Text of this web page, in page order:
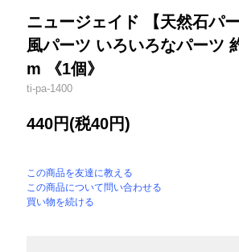
ニュージェイド 【天然石パ
風パーツ いろいろなパーツ
m 《1個》
ti-pa-1400
440円(税40円)
この商品を友達に教える
この商品について問い合わせる
買い物を続ける